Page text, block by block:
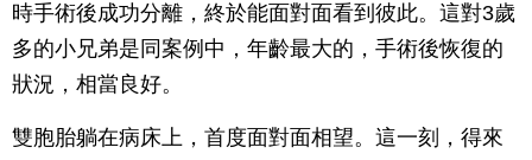
時手術後成功分離，終於能面對面看到彼此。這對3歲
多的小兄弟是同案例中，年齡最大的，手術後恢復的
狀況，相當良好。
雙胞胎躺在病床上，首度面對面相望。這一刻，得來